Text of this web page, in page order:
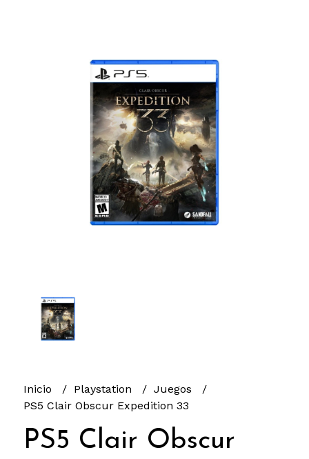
Inicio Playstation
Juegos
PS5 Clair Obscur Expedition 33
PS5 Clair Obscur